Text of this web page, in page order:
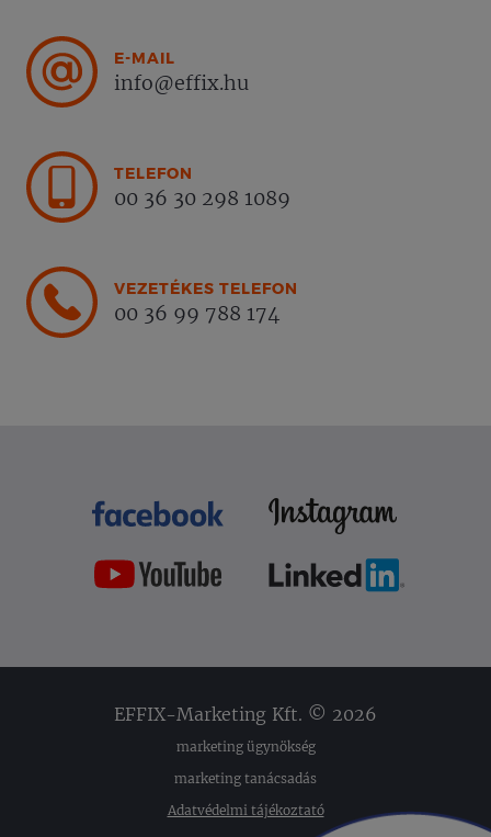
E-MAIL
info@effix.hu
TELEFON
00 36 30 298 1089
VEZETÉKES TELEFON
00 36 99 788 174
EFFIX-Marketing Kft. © 2026
marketing ügynökség
marketing tanácsadás
Adatvédelmi tájékoztató